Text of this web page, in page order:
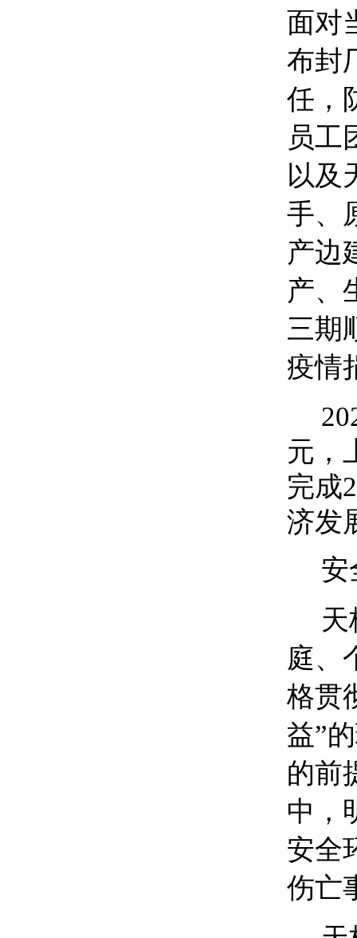
面对
布封
任，
员工
以及
手、
产边
产、
三期
疫情
元，
完成
济发
安
天
庭、
格贯
益”
的前
中，
安全
伤亡